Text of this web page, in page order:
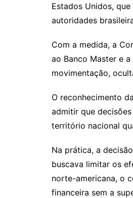
Estados Unidos,
autoridades
Com a medida, a
ao Banco Master e
movimentação,
O reconhecimento
admitir que
território nacional
Na prática, a
buscava limitar os
norte-americana, o
financeira sem a